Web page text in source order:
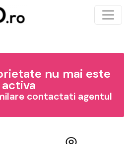
nu mai este
activa
contactati agentul